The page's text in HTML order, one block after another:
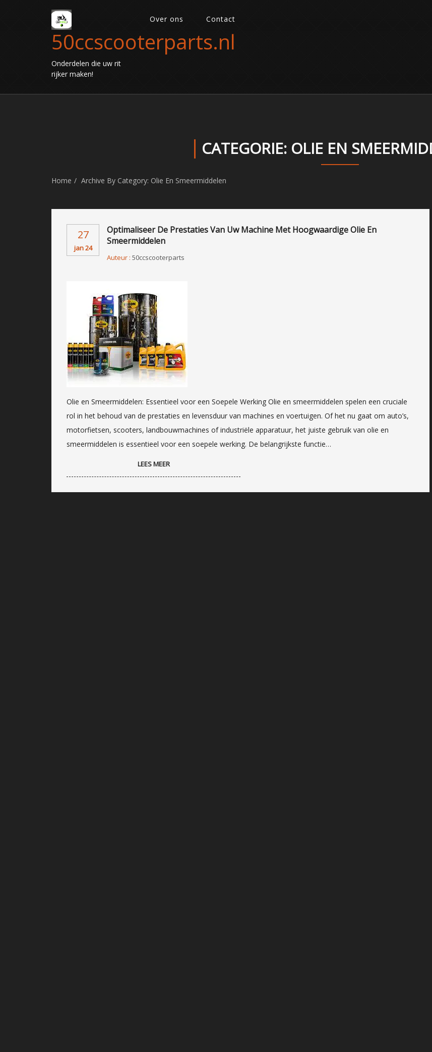
50ccscooterparts.nl
Onderdelen die uw rit
rijker maken!
Over ons Contact
CATEGORIE: OLIE EN
Home Archive By Category: Olie En Smeermiddelen
27
jan 24
Optimaliseer De Prestaties Van Uw Machine Met Hoogwaardige Olie En
Smeermiddelen
Auteur : 50ccscooterparts
Olie en Smeermiddelen: Essentieel voor een Soepele Werking Olie en smeermiddelen spelen een cruciale
rol in het behoud van de prestaties en levensduur van machines en voertuigen. Of het nu gaat om auto’s,
motorfietsen, scooters, landbouwmachines of industriële apparatuur, het juiste gebruik van olie en
smeermiddelen is essentieel voor een soepele werking. De belangrijkste functie…
LEES MEER